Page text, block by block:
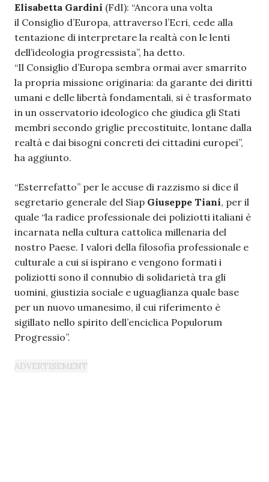
Elisabetta Gardini (FdI): “Ancora una volta
il Consiglio d’Europa, attraverso l’Ecri, cede alla
tentazione di interpretare la realtà con le lenti
dell’ideologia progressista”, ha detto.
“Il Consiglio d’Europa sembra ormai aver smarrito
la propria missione originaria: da garante dei diritti
umani e delle libertà fondamentali, si è trasformato
in un osservatorio ideologico che giudica gli Stati
membri secondo griglie precostituite, lontane dalla
realtà e dai bisogni concreti dei cittadini europei”,
ha aggiunto.
“Esterrefatto” per le accuse di razzismo si dice il
segretario generale del Siap Giuseppe Tiani, per il
quale “la radice professionale dei poliziotti italiani è
incarnata nella cultura cattolica millenaria del
nostro Paese. I valori della filosofia professionale e
culturale a cui si ispirano e vengono formati i
poliziotti sono il connubio di solidarietà tra gli
uomini, giustizia sociale e uguaglianza quale base
per un nuovo umanesimo, il cui riferimento è
sigillato nello spirito dell’enciclica Populorum
Progressio”.